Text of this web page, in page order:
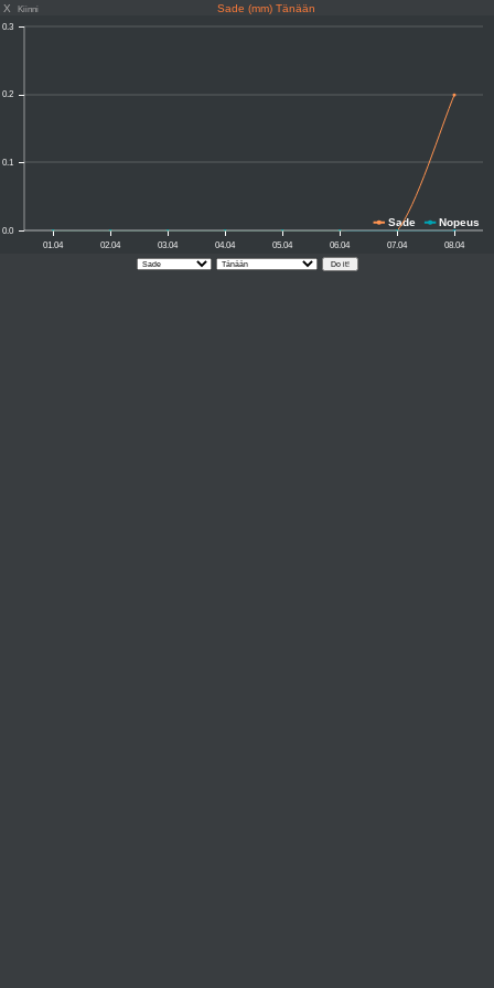
X Kiinni Sade (mm) Tänään